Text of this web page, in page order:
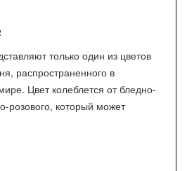
только один из цветов
распространенного в
Цвет колеблется от бледно-
розового, который может